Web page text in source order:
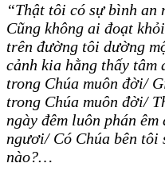
“Thật tôi có sự bình an
Cũng không ai đoạt
trên đường tôi dường
cảnh kia hằng thấy
trong Chúa muôn đời/
trong Chúa muôn đời/
ngày đêm luôn phán
ngươi/ Có Chúa bên tôi
nào?…